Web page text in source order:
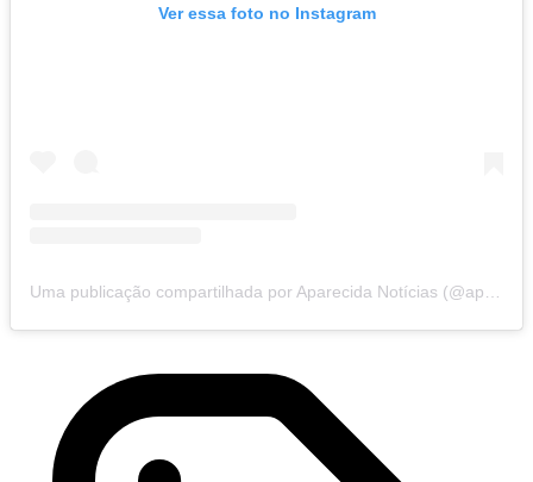
Ver essa foto no Instagram